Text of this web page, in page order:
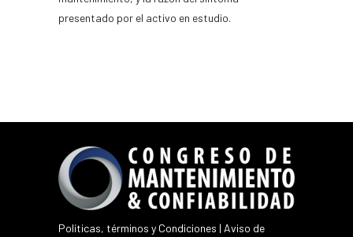
presentado por el activo en estudio.
Políticas, términos y Condiciones | Aviso de